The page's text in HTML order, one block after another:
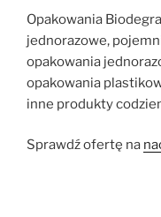
Opakowania
jednorazowe,
opakowania
opakowania
inne produkty
Sprawdź ofertę na